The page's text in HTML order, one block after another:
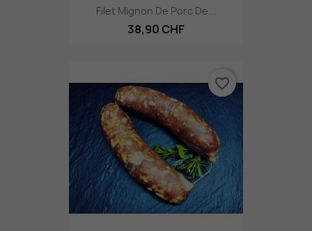
Filet Mignon De Porc De...
38,90 CHF
favorite_border